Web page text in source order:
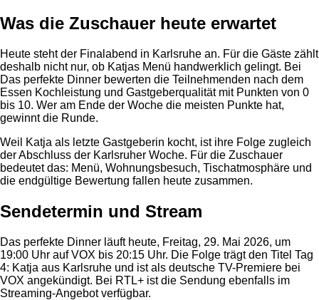
Was die Zuschauer heute erwartet
Heute steht der Finalabend in Karlsruhe an. Für die Gäste zählt
deshalb nicht nur, ob Katjas Menü handwerklich gelingt. Bei
Das perfekte Dinner bewerten die Teilnehmenden nach dem
Essen Kochleistung und Gastgeberqualität mit Punkten von 0
bis 10. Wer am Ende der Woche die meisten Punkte hat,
gewinnt die Runde.
Weil Katja als letzte Gastgeberin kocht, ist ihre Folge zugleich
der Abschluss der Karlsruher Woche. Für die Zuschauer
bedeutet das: Menü, Wohnungsbesuch, Tischatmosphäre und
die endgültige Bewertung fallen heute zusammen.
Sendetermin und Stream
Das perfekte Dinner läuft heute, Freitag, 29. Mai 2026, um
19:00 Uhr auf VOX bis 20:15 Uhr. Die Folge trägt den Titel Tag
4: Katja aus Karlsruhe und ist als deutsche TV-Premiere bei
VOX angekündigt. Bei RTL+ ist die Sendung ebenfalls im
Streaming-Angebot verfügbar.